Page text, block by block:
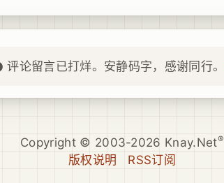
评论留言已打烊。安静码字，感谢同行。
Copyright © 2003-2026 Knay.Net®
版权说明 RSS订阅